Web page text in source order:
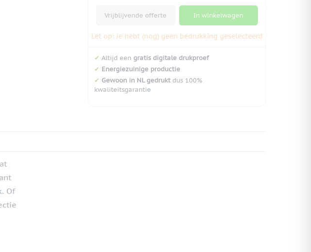
Vrijblijvende offerte In winkelwagen
Let op: Je hebt (nog) geen bedrukking geselecteerd
✔ Altijd een gratis digitale drukproef
✔ Energiezuinige productie
✔ Gewoon in NL gedruktdus 100%
kwaliteitsgarantie
Of